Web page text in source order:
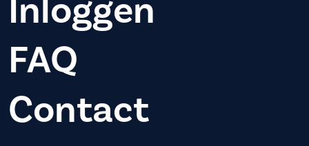
Inloggen
FAQ
Contact